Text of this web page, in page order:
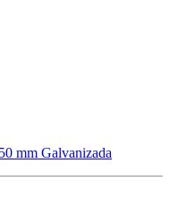
mm Galvanizada